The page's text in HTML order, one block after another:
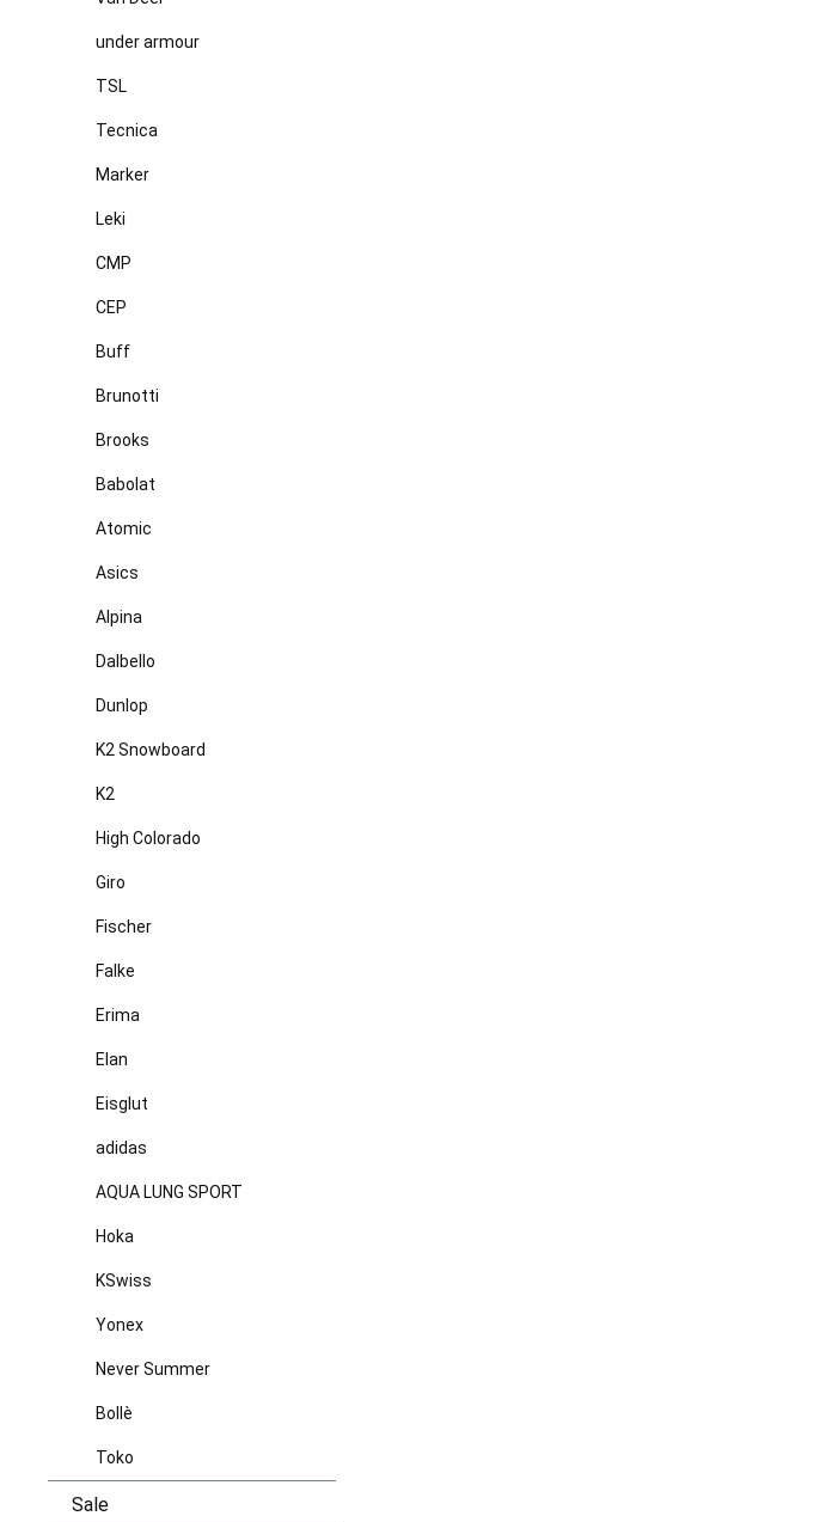
under armour
TSL
Tecnica
Marker
Leki
CMP
CEP
Buff
Brunotti
Brooks
Babolat
Atomic
Asics
Alpina
Dalbello
Dunlop
K2 Snowboard
K2
High Colorado
Giro
Fischer
Falke
Erima
Elan
Eisglut
adidas
AQUA LUNG SPORT
Hoka
KSwiss
Yonex
Never Summer
Bollè
Toko
Sale